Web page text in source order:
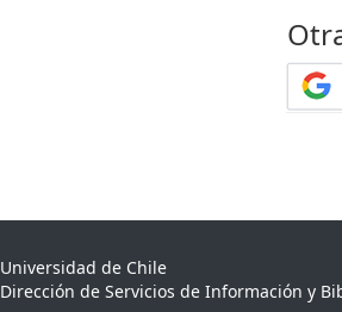
Universidad de Chile
Dirección de Servicios de Información y